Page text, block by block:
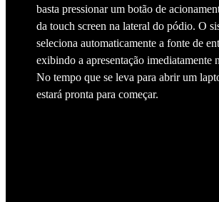
basta pressionar um botão de
da touch screen na lateral do pódio. O
seleciona automaticamente a fonte de
exibindo a apresentação imediatamente
No tempo que se leva para abrir um
estará pronta para começar.